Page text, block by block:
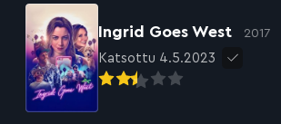
Ingrid Goes West 2017
Katsottu 4.5.2023